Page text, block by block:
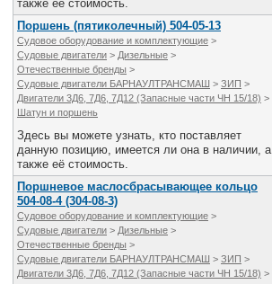
также её стоимость.
Поршень (пятиколечный) 504-05-13
Судовое оборудование и комплектующие >
Судовые двигатели > Дизельные >
Отечественные бренды >
Судовые двигатели БАРНАУЛТРАНСМАШ > ЗИП >
Двигатели 3Д6, 7Д6, 7Д12 (Запасные части ЧН 15/18) >
Шатун и поршень
Здесь вы можете узнать, кто поставляет
данную позицию, имеется ли она в наличии, а
также её стоимость.
Поршневое маслосбрасывающее кольцо
504-08-4 (304-08-3)
Судовое оборудование и комплектующие >
Судовые двигатели > Дизельные >
Отечественные бренды >
Судовые двигатели БАРНАУЛТРАНСМАШ > ЗИП >
Двигатели 3Д6, 7Д6, 7Д12 (Запасные части ЧН 15/18) >